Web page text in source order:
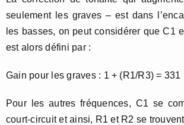
seulement les graves – est dans
les basses, on peut considérer que C1
est alors défini par :
Gain pour les graves : 1 + (R1/R3) = 331
Pour les autres fréquences, C1 se
court-circuit et ainsi, R1 et R2 se